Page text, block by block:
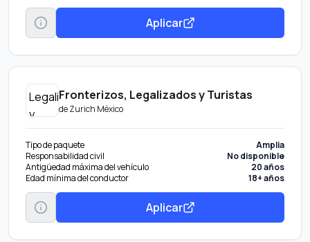
Aplicar
Fronterizos, Legalizados y Turistas
deZurich México
Tipo de paquete
Amplia
Responsabilidad civil
No disponible
Antigüedad máxima del vehículo
20 años
Edad mínima del conductor
18+ años
Aplicar